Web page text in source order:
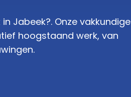
Jabeek?. Onze vakkundige
hoogstaand werk, van